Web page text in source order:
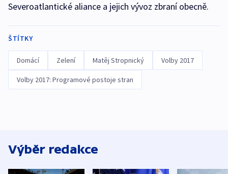
Severoatlantické aliance a jejich vývoz zbraní obecně.
ŠTÍTKY
Domácí Zelení Matěj Stropnický Volby 2017
Volby 2017: Programové postoje stran
Výběr redakce